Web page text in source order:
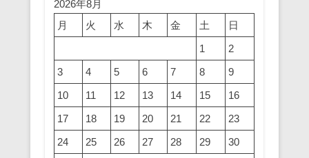
2026年8月
月
火 水 木 金 土
日
1
2
3
4 5 6 7 8
9
10
11 12 13 14 15
16
17
18 19 20 21 22
23
24
25 26 27 28 29
30